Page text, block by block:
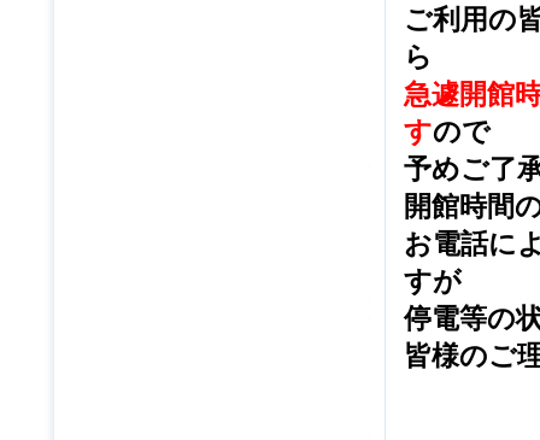
ご利用の
ら
急遽開館
すので
予めご了
開館時間
お電話に
すが
停電等の
皆様のご